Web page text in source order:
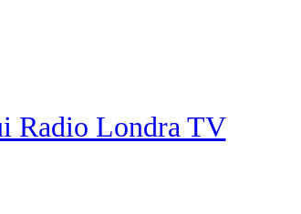
Radio Londra TV